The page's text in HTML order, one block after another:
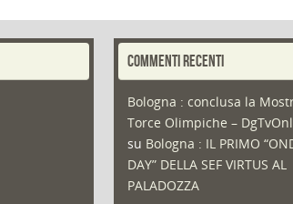
COMMENTI RECENTI
Bologna : conclusa la
Torce Olimpiche –
su Bologna : IL PRIMO
DAY” DELLA SEF VIRTUS AL
PALADOZZA